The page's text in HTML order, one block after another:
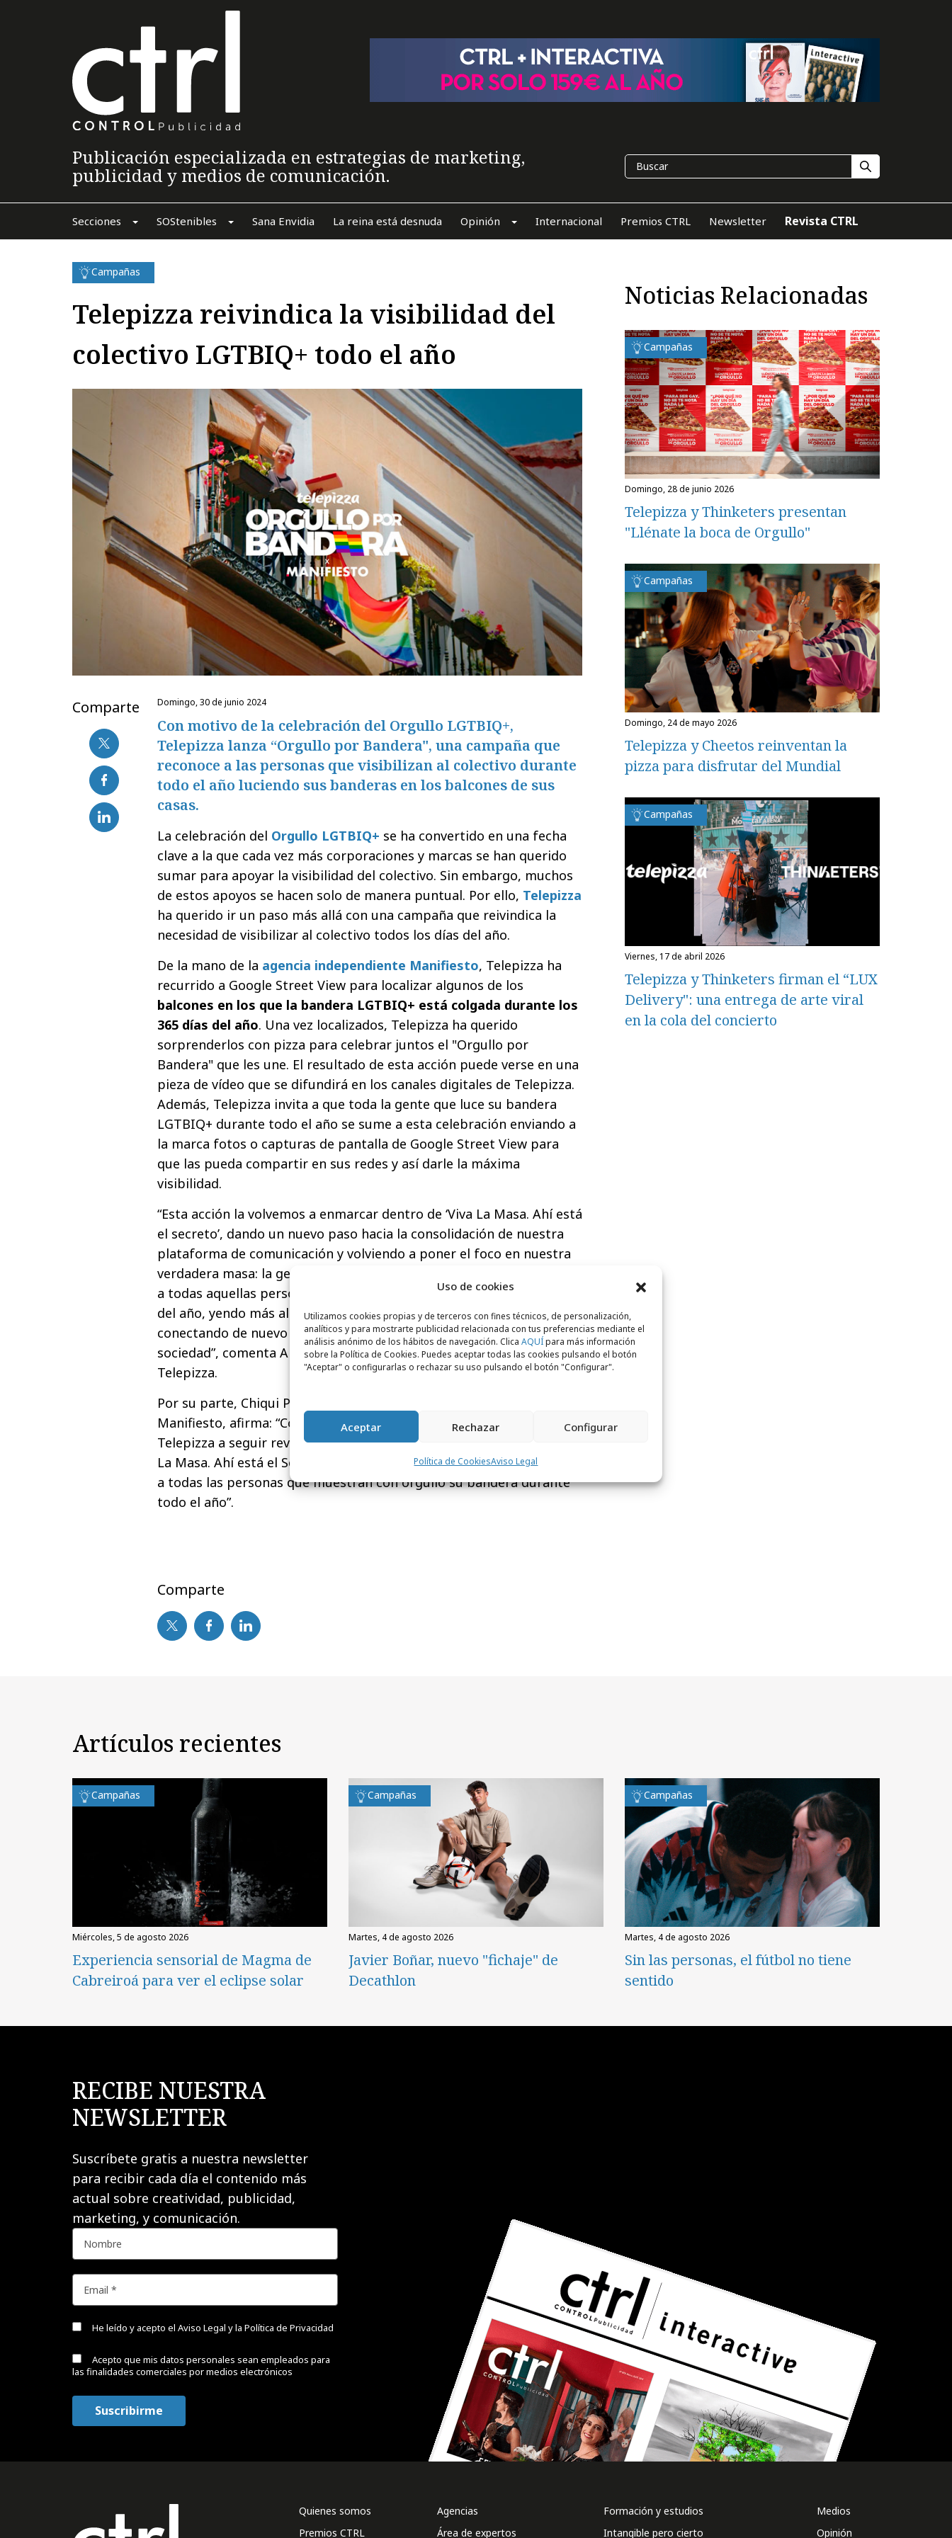
Uso de cookies
Utilizamos cookies propias y de terceros con fines técnicos, de personalización,
analíticos y para mostrarte publicidad relacionada con tus preferencias mediante el
análisis anónimo de los hábitos de navegación. Clica AQUÍpara más información
sobre la Política de Cookies. Puedes aceptar todas las cookies pulsando el botón
"Aceptar" o configurarlas o rechazar su uso pulsando el botón "Configurar".
Aceptar Rechazar Configurar
Política de CookiesAviso Legal
Publicación especializada en estrategias de marketing,
publicidad y medios de comunicación.
Secciones SOStenibles Sana Envidia La reina está desnuda Opinión Internacional Premios CTRL Newsletter Revista CTRL
Campañas
Telepizza reivindica la visibilidad del
colectivo LGTBIQ+ todo el año
Comparte domingo, 30 de junio 2024
Con motivo de la celebración del Orgullo LGTBIQ+,
Telepizza lanza “Orgullo por Bandera", una campaña que
reconoce a las personas que visibilizan al colectivo durante
todo el año luciendo sus banderas en los balcones de sus
casas.
La celebración del Orgullo LGTBIQ+ se ha convertido en una fecha
clave a la que cada vez más corporaciones y marcas se han querido
sumar para apoyar la visibilidad del colectivo. Sin embargo, muchos
de estos apoyos se hacen solo de manera puntual. Por ello, Telepizza
ha querido ir un paso más allá con una campaña que reivindica la
necesidad de visibilizar al colectivo todos los días del año.
De la mano de la agencia independiente Manifiesto, Telepizza ha
recurrido a Google Street View para localizar algunos de los
balcones en los que la bandera LGTBIQ+ está colgada durante los
365 días del año. Una vez localizados, Telepizza ha querido
sorprenderlos con pizza para celebrar juntos el "Orgullo por
Bandera" que les une. El resultado de esta acción puede verse en una
pieza de vídeo que se difundirá en los canales digitales de Telepizza.
Además, Telepizza invita a que toda la gente que luce su bandera
LGTBIQ+ durante todo el año se sume a esta celebración enviando a
la marca fotos o capturas de pantalla de Google Street View para
que las pueda compartir en sus redes y así darle la máxima
visibilidad.
“Esta acción la volvemos a enmarcar dentro de ‘Viva La Masa. Ahí está
el secreto’, dando un nuevo paso hacia la consolidación de nuestra
plataforma de comunicación y volviendo a poner el foco en nuestra
verdadera masa: la gente. ‘Orgullo por Bandera’ pretende reconocer
a todas aquellas personas que visibilizan al colectivo todos los días
del año, yendo más allá de la mera reivindicación puntual, y
conectando de nuevo con un insight presente en gran parte de la
sociedad”, comenta Alejandro Gómez,PR & Brand Managerde
Telepizza.
Por su parte, Chiqui Palomares,
Manifiesto, afirma: “Con esta campaña hemos querido ayudar a
Telepizza a seguir revitalizando su plataforma de comunicación ‘Viva
La Masa. Ahí está el Secreto’, y reconocer, celebrar y dar la visibilidad
a todas las personas que muestran con orgullo su bandera durante
todo el año”.
Comparte
Noticias Relacionadas
Campañas
domingo, 28 de junio 2026
Telepizza y Thinketers presentan
"Llénate la boca de Orgullo"
Campañas
domingo, 24 de mayo 2026
Telepizza y Cheetos reinventan la
pizza para disfrutar del Mundial
Campañas
viernes, 17 de abril 2026
Telepizza y Thinketers firman el “LUX
Delivery": una entrega de arte viral
en la cola del concierto
Artículos recientes
Campañas
miércoles, 5 de agosto 2026
Experiencia sensorial de Magma de
Cabreiroá para ver el eclipse solar
Campañas
martes, 4 de agosto 2026
Javier Boñar, nuevo "fichaje" de
Decathlon
Campañas
martes, 4 de agosto 2026
Sin las personas, el fútbol no tiene
sentido
RECIBE NUESTRA
NEWSLETTER
Suscríbete gratis a nuestra newsletter
para recibir cada día el contenido más
actual sobre creatividad, publicidad,
marketing, y comunicación.
He leído y acepto el Aviso Legal y la Política de Privacidad
Acepto que mis datos personales sean empleados para
las finalidades comerciales por medios electrónicos
Quienes somos
Premios CTRL
Agencias
Área de expertos
Formación y estudios
Intangible pero cierto
Medios
Opinión